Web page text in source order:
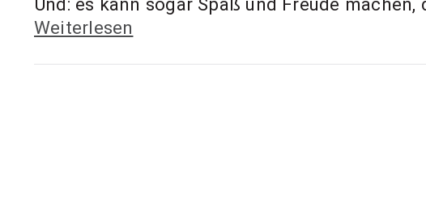
Weiterlesen